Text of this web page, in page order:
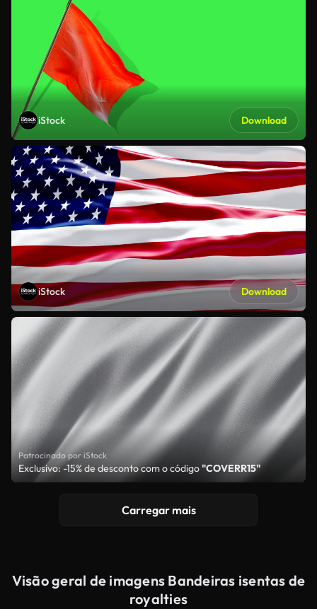
iStock Download
iStock Download
Patrocinado por iStock
Exclusivo: -15% de desconto com o código"COVERR15"
Carregar mais
Visão geral de imagens Bandeiras isentas de
royalties